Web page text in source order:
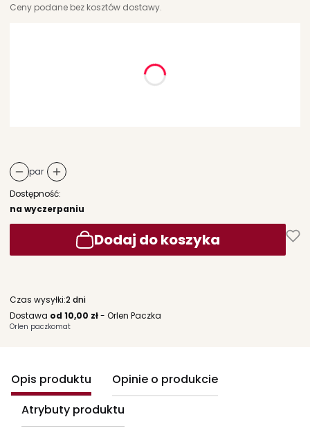
Ceny podane bez kosztów dostawy.
par
Dostępność:
na wyczerpaniu
Dodaj do koszyka
Czas wysyłki:2 dni
Dostawa od 10,00 zł- Orlen Paczka
Orlen paczkomat
Opis produktu
Opinie o produkcie
Atrybuty produktu